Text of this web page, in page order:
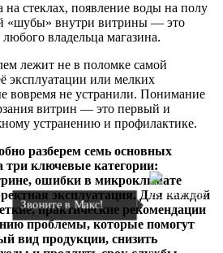
на стеклах, появление воды на полу
«шубы» внутри витрины — это
владельца магазина.
лежит не в поломке самой
эксплуатации или мелких
вовремя не устранили. Понимание
витрин — это первый и
устранению и профилактике.
разберем семь основных
три ключевые категории:
ошибки в микроклимате
эксплуатация. Для каждой
практические рекомендации
проблемы, которые помогут
вид продукции, снизить
Звоните в Макс!